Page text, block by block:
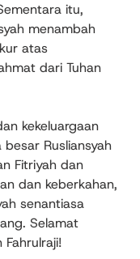
itu,
menambah
atas
dari Tuhan
kekeluargaan
Rusliansyah
Fitriyah dan
dan keberkahan,
senantiasa
Selamat